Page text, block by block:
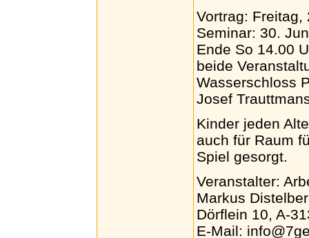
Vortrag: Freitag,
Seminar: 30.
Ende So 14.00
beide
Wasserschloss
Josef
Kinder jeden
auch für Raum
Spiel gesorgt.
Veranstalter:
Markus
Dörflein 10, A-
E-Mail: